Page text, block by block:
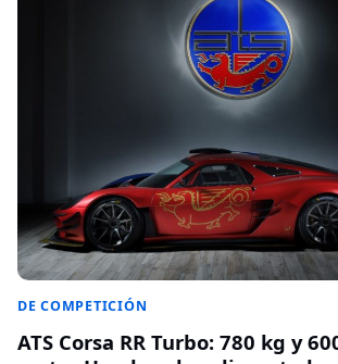
DE COMPETICIÓN
ATS Corsa RR Turbo: 780 kg y